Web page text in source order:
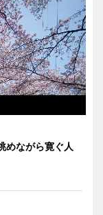
めながら寛ぐ人